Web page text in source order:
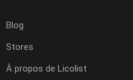
Blog
Stores
À propos de Licolist